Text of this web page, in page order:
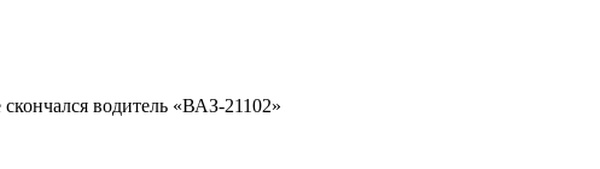
водитель «ВАЗ-21102»